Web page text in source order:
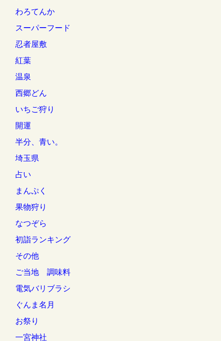
わろてんか
スーパーフード
忍者屋敷
紅葉
温泉
西郷どん
いちご狩り
開運
半分、青い。
埼玉県
占い
まんぷく
果物狩り
なつぞら
初詣ランキング
その他
ご当地 調味料
電気バリブラシ
ぐんま名月
お祭り
一宮神社